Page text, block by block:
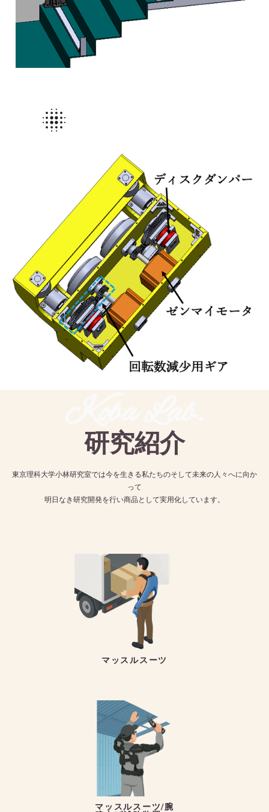
研究紹介
東京理科大学小林研究室では今を生きる私たちのそして未来の人々へに向か
って
明日なき研究開発を行い商品として実用化しています。
マッスルスーツ
マッスルスーツ/腕